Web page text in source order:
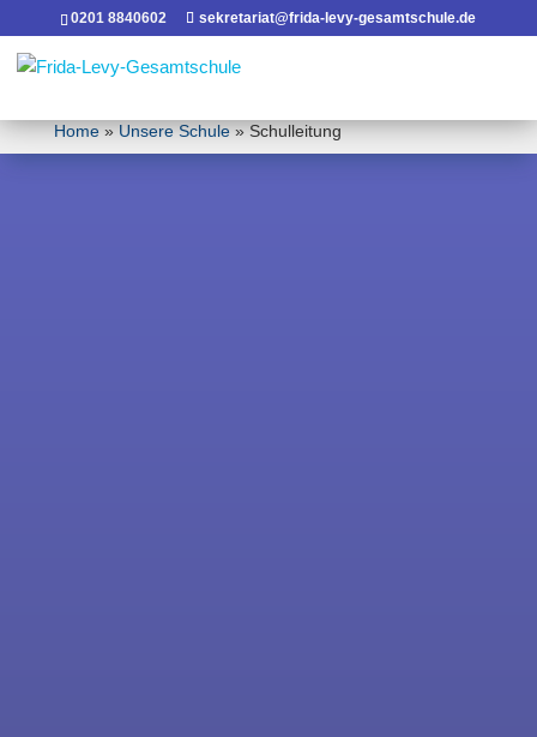
0201 8840602 sekretariat@frida-levy-gesamtschule.de
Home»Unsere Schule»Schulleitung